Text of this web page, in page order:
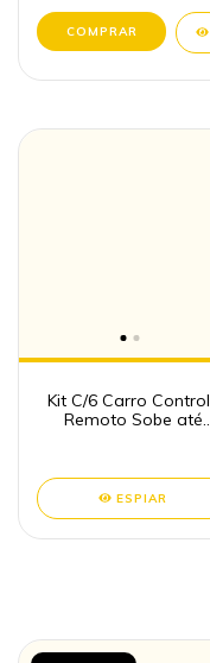
Kit C/6 Carro
Remoto Sobe até
ESPIAR